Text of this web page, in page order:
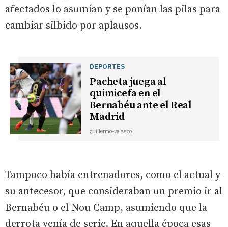
afectados lo asumían y se ponían las pilas para
cambiar silbido por aplausos.
DEPORTES
Pacheta juega al
quimicefa en el
Bernabéu ante el Real
Madrid
guillermo-velasco
Tampoco había entrenadores, como el actual y
su antecesor, que consideraban un premio ir al
Bernabéu o el Nou Camp, asumiendo que la
derrota venía de serie. En aquella época esas